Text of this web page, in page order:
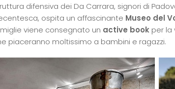
difensiva dei Da Carrara, signori di
ospita un affascinante Museo del
viene consegnato un active book per la
piaceranno moltissimo a bambini e ragazzi.